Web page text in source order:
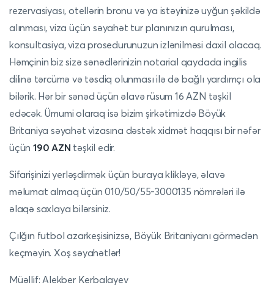
rezervasiyası, otellərin bronu və ya istəyinizə uyğun şəkildə
alınması, viza üçün səyahət tur planınızın qurulması,
konsultasiya, viza prosedurunuzun izlənilməsi daxil olacaq.
Həmçinin biz sizə sənədlərinizin notarial qaydada ingilis
dilinə tərcümə və təsdiq olunması ilə də bağlı yardımçı ola
bilərik. Hər bir sənəd üçün əlavə rüsum 16 AZN təşkil
edəcək. Ümumi olaraq isə bizim şirkətimizdə Böyük
Britaniya səyahət vizasına dəstək xidmət haqqısı bir nəfər
üçün 190 AZN təşkil edir.
Sifarişinizi yerləşdirmək üçün buraya klikləyə, əlavə
məlumat almaq üçün 010/50/55-3000135 nömrələri ilə
əlaqə saxlaya bilərsiniz.
Çılğın futbol azarkeşisinizsə, Böyük Britaniyanı görmədən
keçməyin. Xoş səyahətlər!
Müəllif: Alekber Kerbalayev